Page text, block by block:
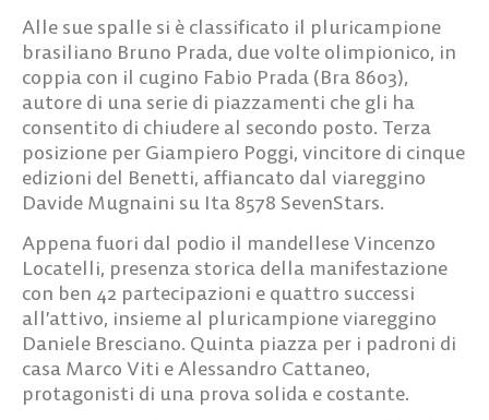
Alle sue spalle si è classificato il pluricampione
brasiliano Bruno Prada, due volte olimpionico, in
coppia con il cugino Fabio Prada (Bra 8603),
autore di una serie di piazzamenti che gli ha
consentito di chiudere al secondo posto. Terza
posizione per Giampiero Poggi, vincitore di cinque
edizioni del Benetti, affiancato dal viareggino
Davide Mugnaini su Ita 8578 SevenStars.
Appena fuori dal podio il mandellese Vincenzo
Locatelli, presenza storica della manifestazione
con ben 42 partecipazioni e quattro successi
all’attivo, insieme al pluricampione viareggino
Daniele Bresciano. Quinta piazza per i padroni di
casa Marco Viti e Alessandro Cattaneo,
protagonisti di una prova solida e costante.